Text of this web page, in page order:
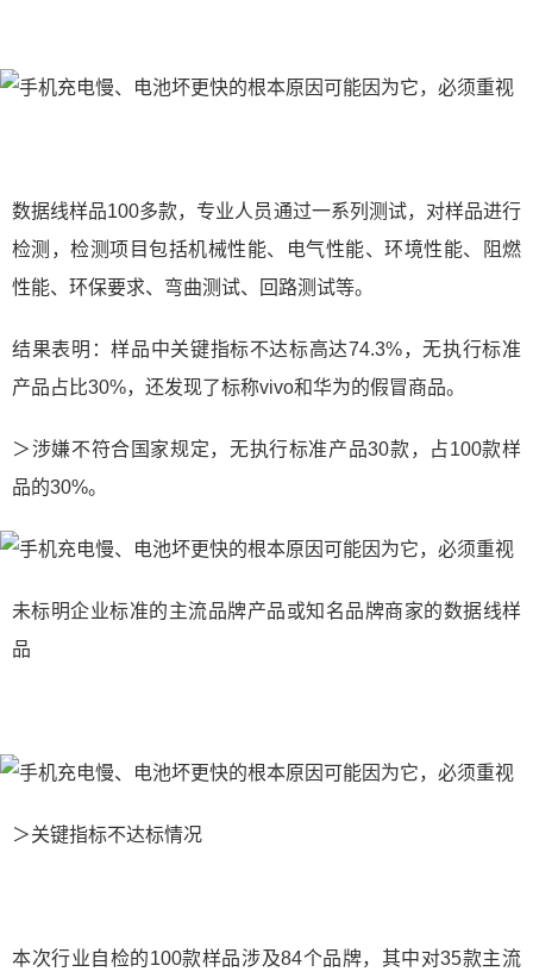
数据线样品100多款，专业人员通过一系列测试，对样品进行
检测，检测项目包括机械性能、电气性能、环境性能、阻燃
性能、环保要求、弯曲测试、回路测试等。
结果表明：样品中关键指标不达标高达74.3%，无执行标准
产品占比30%，还发现了标称vivo和华为的假冒商品。
＞涉嫌不符合国家规定，无执行标准产品30款，占100款样
品的30%。
未标明企业标准的主流品牌产品或知名品牌商家的数据线样
品
＞关键指标不达标情况
本次行业自检的100款样品涉及84个品牌，其中对35款主流